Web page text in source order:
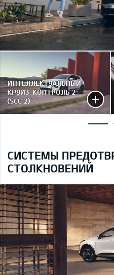
ИНТЕЛЛЕКТУАЛЬНЫЙ
КРУИЗ-КОНТРОЛЬ 2
(SCC 2)
СИСТЕМЫ
СТОЛКНОВЕНИЙ